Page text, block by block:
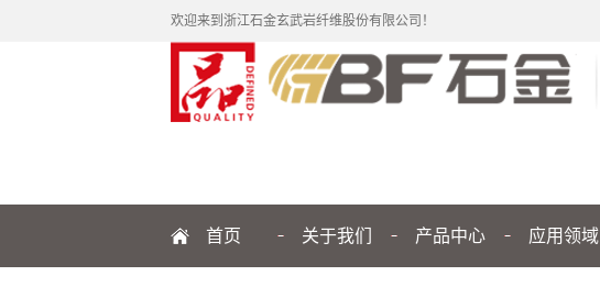
欢迎来到浙江石金玄武岩纤维股份有限公司！
首页 关于我们 产品中心 应用领域